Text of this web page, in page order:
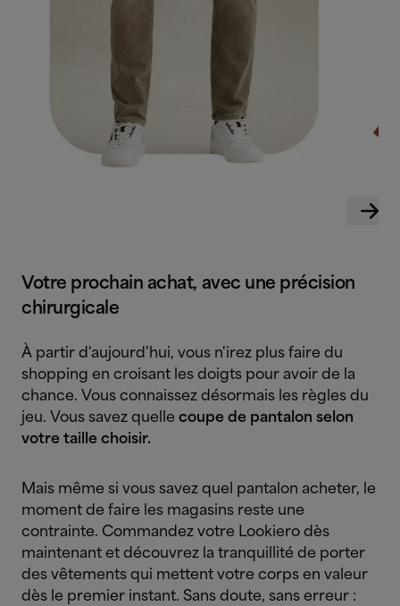
Votre prochain achat, avec une précision
chirurgicale
À partir d'aujourd'hui, vous n'irez plus faire du
shopping en croisant les doigts pour avoir de la
chance. Vous connaissez désormais les règles du
jeu. Vous savez quelle coupe de pantalon selon
votre taille choisir.
Mais même si vous savez quel pantalon acheter, le
moment de faire les magasins reste une
contrainte. Commandez votre Lookiero dès
maintenant et découvrez la tranquillité de porter
des vêtements qui mettent votre corps en valeur
dès le premier instant. Sans doute, sans erreur :